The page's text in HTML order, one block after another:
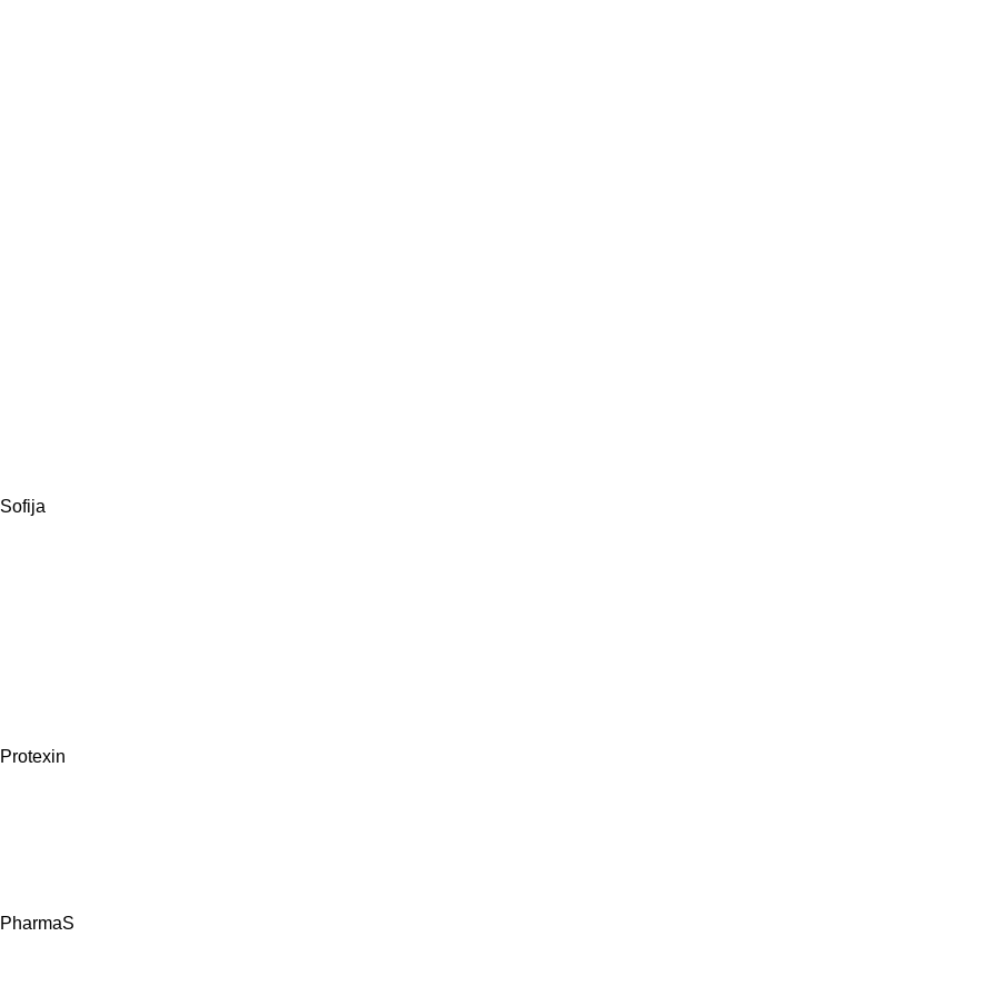
Sofija
Protexin
PharmaS